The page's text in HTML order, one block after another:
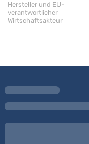
Hersteller und EU-
verantwortlicher
Wirtschaftsakteur